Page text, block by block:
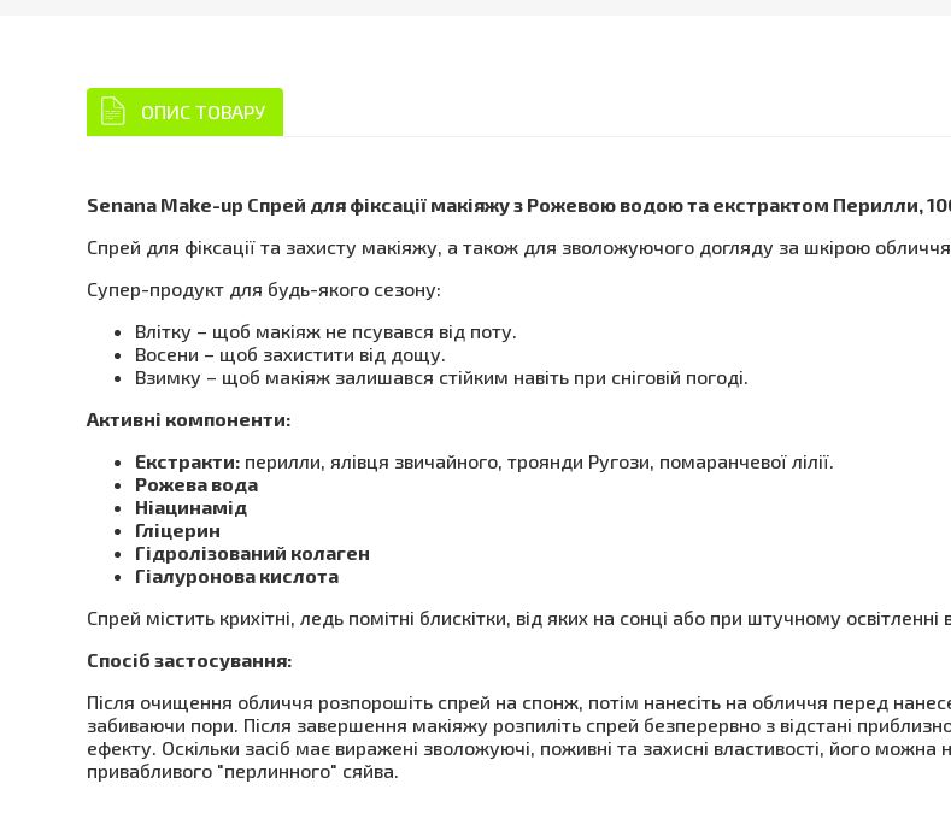
ОПИС ТОВАРУ
Senana Make-up Спрей для фіксації макіяжу з Рожевою водою та екстрактом Перилли,
Спрей для фіксації та захисту макіяжу, а також для зволожуючого догляду за шкірою обличчя
Супер-продукт для будь-якого сезону:
Влітку – щоб макіяж не псувався від поту.
Восени – щоб захистити від дощу.
Взимку – щоб макіяж залишався стійким навіть при сніговій погоді.
Активні компоненти:
Екстракти: перилли, ялівця звичайного, троянди Ругози, помаранчевої лілії.
Рожева вода
Ніацинамід
Гліцерин
Гідролізований колаген
Гіалуронова кислота
Спрей містить крихітні, ледь помітні блискітки, від яких на сонці або при штучному
Спосіб застосування:
Після очищення обличчя розпорошіть спрей на спонж, потім нанесіть на обличчя перед
забиваючи пори. Після завершення макіяжу розпиліть спрей безперервно з відстані
ефекту. Оскільки засіб має виражені зволожуючі, поживні та захисні властивості, його можна
привабливого "перлинного" сяйва.